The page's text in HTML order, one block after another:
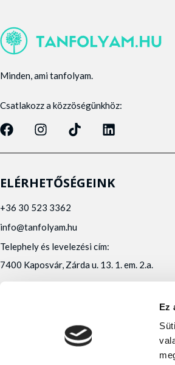
Ez
Minden, ami tanfolyam.
Csatlakozz a közzöségünkhöz:
ELÉRHETŐSÉGEINK
+36 30 523 3362
info@tanfolyam.hu
Telephely és levelezési cím:
7400 Kaposvár, Zárda u. 13. 1. em. 2.a.
Felnőttképző engedély száma: E/2020/
Felnőttképző nyilvántartásba vételi száma: